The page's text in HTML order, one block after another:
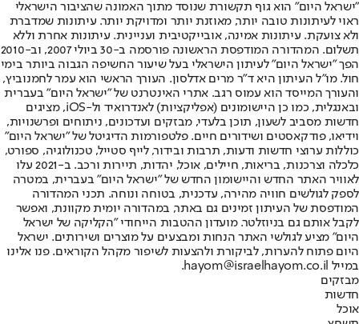
"ישראל היום" הוא גוף תקשורת שנוסד מתוך האמונה שהציבור הישראלי
ראוי לעיתונות טובה יותר, מאוזנת יותר ומדויקת יותר. עיתונות שמדברת
ולא צועקת. עיתונות אמינה, אובייקטיבית ועניינית. עיתונות אחרת וללא
תשלום. המהדורה המודפסת הראשונה פורסמה ב-30 ביולי 2007, וב-2010
הפך "ישראל היום" לעיתון הישראלי בעל שיעור החשיפה הגבוה ביותר בימי
חול. מו"ל העיתון היא ד"ר מרים אדלסון. העורך הראשי הוא עמר לחמנוביץ,
והעורך המייסד הוא עמוס רגב. אתרי האינטרנט של "ישראל היום" בעברית
ובאנגלית, כמו כן היישומונים (אפליקציות) לאנדרואיד ול-iOS, מציגים
חדשות מסביב לשעון, תוכן בלעדי, מבזקים ועדכונים, ניתוחים ופרשנויות,
וידיאו, פודקאסטים ושידורים חיים. פלטפורמות הדיגיטל של "ישראל היום"
כוללות ערוצי חדשות ודעות, תרבות ובידור, לייף סטייל, טכנולוגיה, ספורט,
כלכלה וצרכנות, בריאות, חיילים, אוכל, יהדות, תיירות ורכב. ב-2021 עלו
לאוויר האתר החדש והיישומון החדש של "ישראל היום" בעברית, במטרה
לספק לגולשים חוויה מהירה, עדכנית, בטוחה ונוחה. תכני המהדורה
המודפסת של העיתון זמינים גם באתר, במהדורה יומית מקוונת, ואפשר
לקבל אותם גם בניוזלטר. מועדון ההטבות הייחודי "הקליקה של ישראל
היום" מציע לגולשי האתר הנחות ומבצעים על מוצרים ושירותים. ישראל
היום פתוח להערות, לביקורת ולהצעות לשיפור מקהל הקוראים. פנו אלינו
במייל hayom@israelhayom.co.il.
מבזקים
חדשות
אוכל